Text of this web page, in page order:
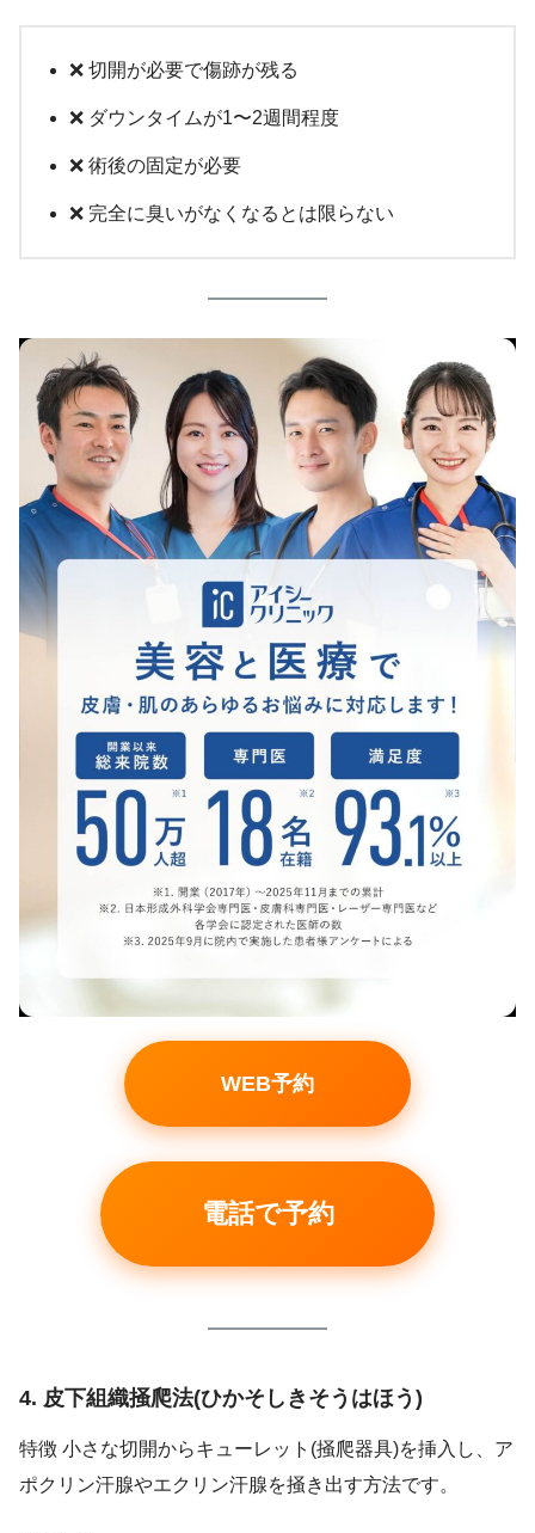
❌ 切開が必要で傷跡が残る
❌ ダウンタイムが1〜2週間程度
❌ 術後の固定が必要
❌ 完全に臭いがなくなるとは限らない
WEB予約
電話で予約
4. 皮下組織掻爬法(ひかそしきそうはほう)
特徴 小さな切開からキューレット(掻爬器具)を挿入し、ア
ポクリン汗腺やエクリン汗腺を掻き出す方法です。